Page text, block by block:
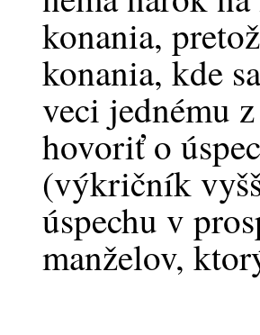
konania,
konania, kde
veci jednému
hovoriť o
(výkričník
úspechu v
manželov,